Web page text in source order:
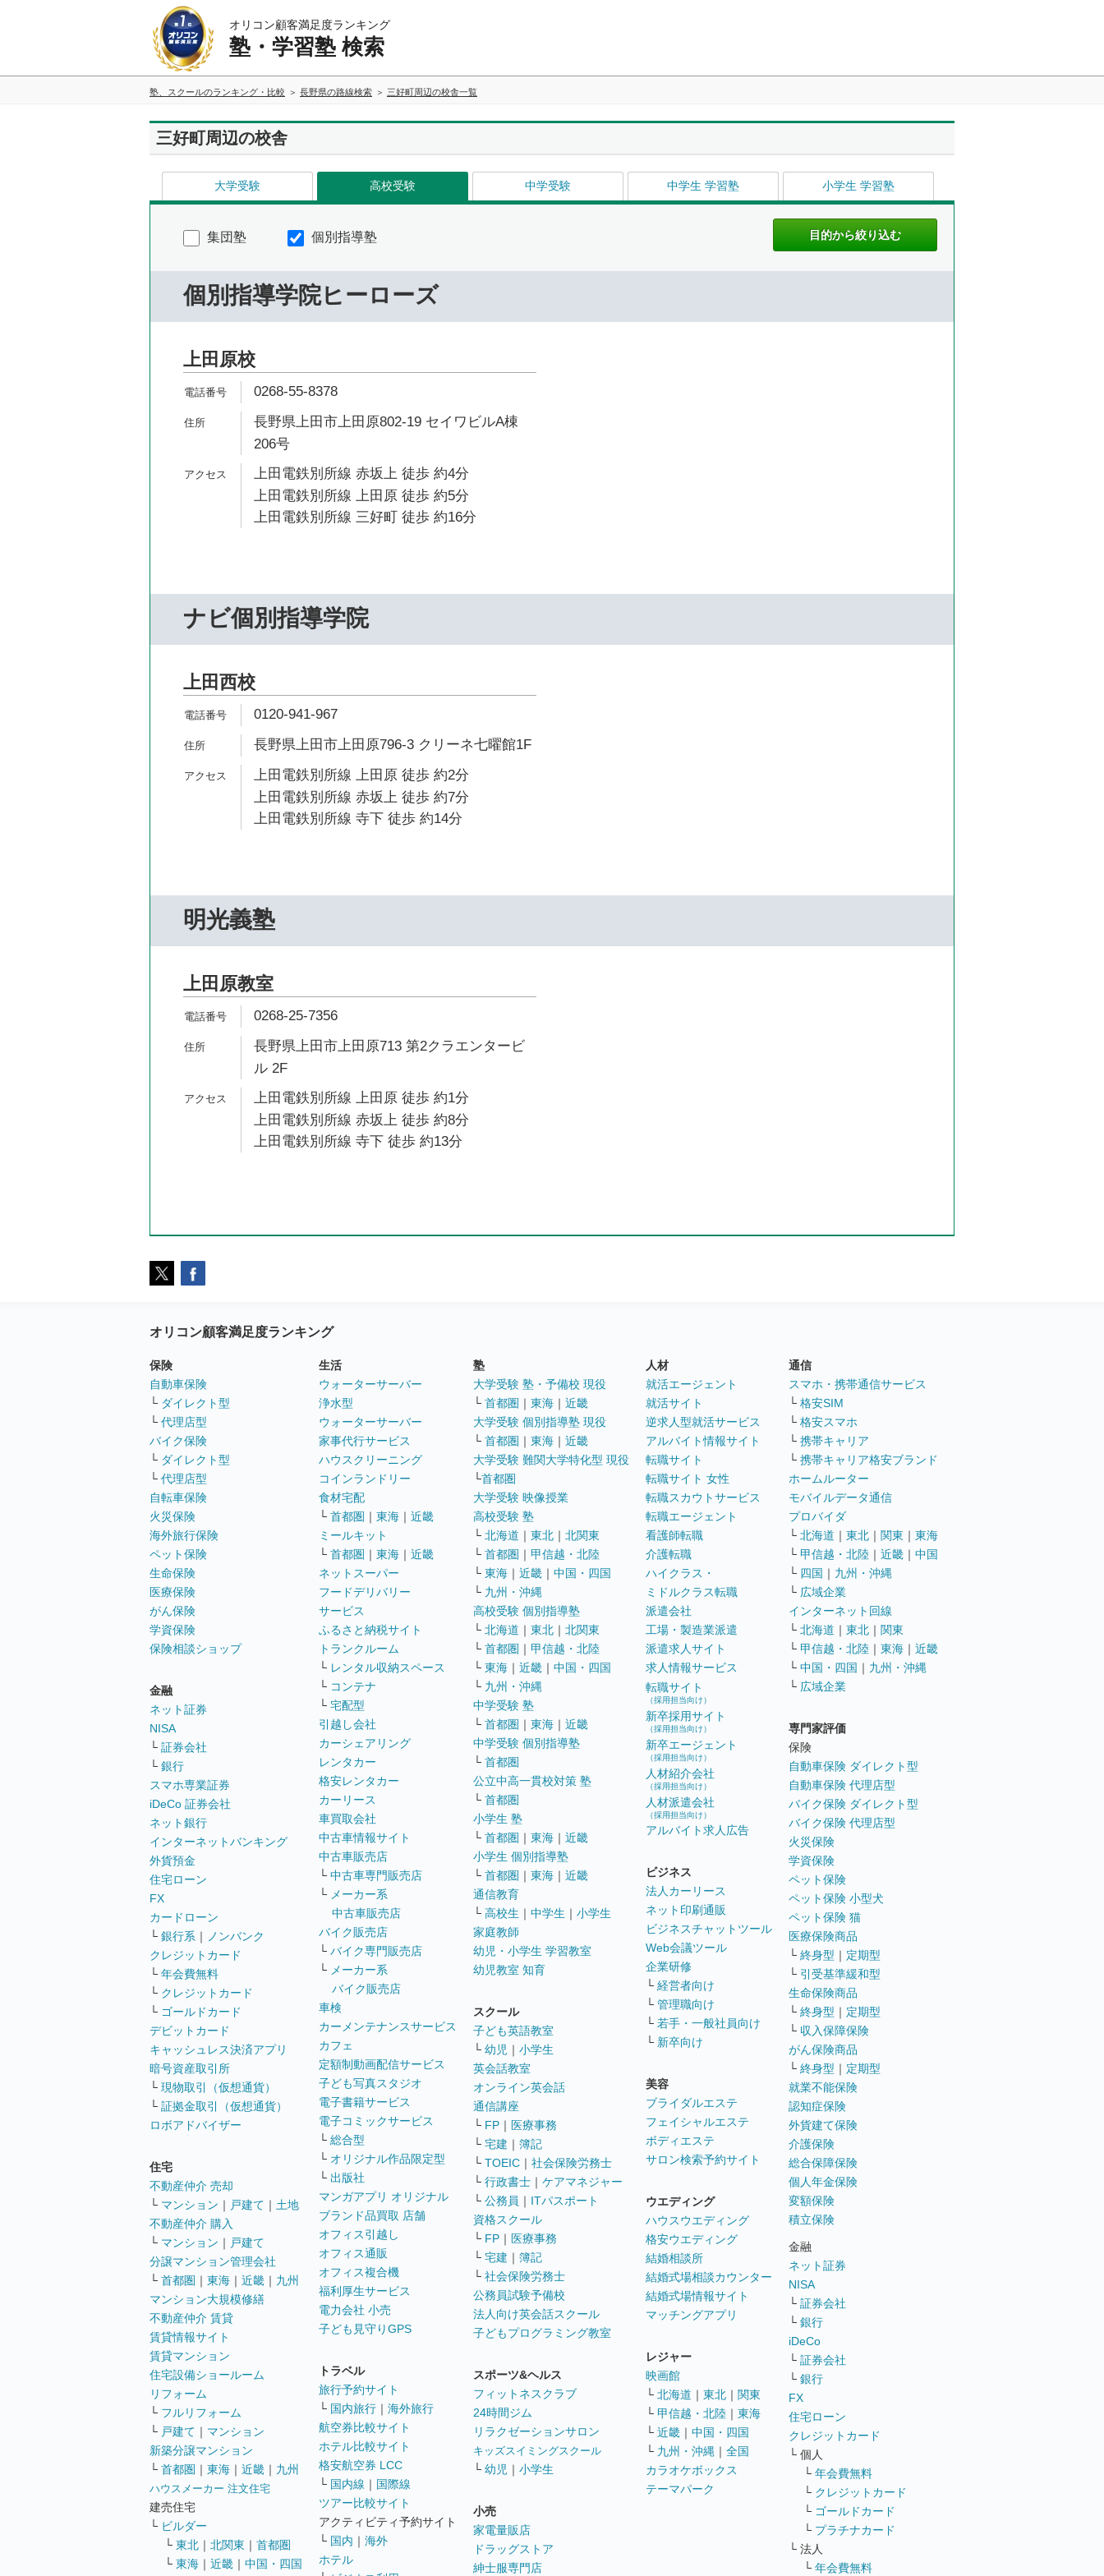
オリコン顧客満足度ランキング
塾・学習塾 検索
塾、スクールのランキング・比較 長野県の路線検索 三好町周辺の校舎一覧
三好町周辺の校舎
大学受験 高校受験 中学受験 中学生 学習塾 小学生 学習塾
集団塾 個別指導塾
個別指導学院ヒーローズ
上田原校
0268-55-8378
長野県上田市上田原802-19 セイワビルA棟
206号
上田電鉄別所線 赤坂上 徒歩 約4分
上田電鉄別所線 上田原 徒歩 約5分
上田電鉄別所線 三好町 徒歩 約16分
ナビ個別指導学院
上田西校
0120-941-967
長野県上田市上田原796-3 クリーネ七曜館1F
上田電鉄別所線 上田原 徒歩 約2分
上田電鉄別所線 赤坂上 徒歩 約7分
上田電鉄別所線 寺下 徒歩 約14分
明光義塾
上田原教室
0268-25-7356
長野県上田市上田原713 第2クラエンタービ
ル 2F
上田電鉄別所線 上田原 徒歩 約1分
上田電鉄別所線 赤坂上 徒歩 約8分
上田電鉄別所線 寺下 徒歩 約13分
オリコン顧客満足度ランキング
保険
自動車保険
└ ダイレクト型
└ 代理店型
バイク保険
└ ダイレクト型
└ 代理店型
自転車保険
火災保険
海外旅行保険
ペット保険
生命保険
医療保険
がん保険
学資保険
保険相談ショップ
金融
ネット証券
NISA
└ 証券会社
└ 銀行
スマホ専業証券
iDeCo 証券会社
ネット銀行
インターネットバンキング
外貨預金
住宅ローン
FX
カードローン
└ 銀行系 ｜
ノンバンク
クレジットカード
└ 年会費無料
└ クレジットカード
└ ゴールドカード
デビットカード
キャッシュレス決済アプリ
暗号資産取引所
└ 現物取引（仮想通貨）
└ 証拠金取引（仮想通貨）
ロボアドバイザー
住宅
不動産仲介 売却
└ マンション ｜ 戸建て ｜ 土地
不動産仲介 購入
└ マンション ｜ 戸建て
分譲マンション管理会社
└ 首都圏 ｜ 東海 ｜ 近畿 ｜ 九州
マンション大規模修繕
不動産仲介 賃貸
賃貸情報サイト
賃貸マンション
住宅設備ショールーム
リフォーム
└ フルリフォーム
└ 戸建て ｜ マンション
新築分譲マンション
└ 首都圏 ｜ 東海 ｜ 近畿 ｜ 九州
ハウスメーカー 注文住宅
建売住宅
└ ビルダー
└ 東北 ｜ 北関東 ｜ 首都圏
└ 東海 ｜ 近畿 ｜ 中国・四国
生活
ウォーターサーバー
浄水型
ウォーターサーバー
家事代行サービス
ハウスクリーニング
コインランドリー
食材宅配
└ 首都圏 ｜ 東海 ｜ 近畿
ミールキット
└ 首都圏 ｜ 東海 ｜ 近畿
ネットスーパー
フードデリバリー
サービス
ふるさと納税サイト
トランクルーム
└ レンタル収納スペース
└ コンテナ
└ 宅配型
引越し会社
カーシェアリング
レンタカー
格安レンタカー
カーリース
車買取会社
中古車情報サイト
中古車販売店
└ 中古車専門販売店
└ メーカー系
中古車販売店
バイク販売店
└ バイク専門販売店
└ メーカー系
バイク販売店
車検
カーメンテナンスサービス
カフェ
定額制動画配信サービス
子ども写真スタジオ
電子書籍サービス
電子コミックサービス
└ 総合型
└ オリジナル作品限定型
└ 出版社
マンガアプリ オリジナル
ブランド品買取 店舗
オフィス引越し
オフィス通販
オフィス複合機
福利厚生サービス
電力会社 小売
子ども見守りGPS
トラベル
旅行予約サイト
└ 国内旅行 ｜ 海外旅行
航空券比較サイト
ホテル比較サイト
格安航空券 LCC
└ 国内線 ｜ 国際線
ツアー比較サイト
アクティビティ予約サイト
└ 国内 ｜ 海外
ホテル
塾
大学受験 塾・予備校 現役
└ 首都圏 ｜ 東海 ｜ 近畿
大学受験 個別指導塾 現役
└ 首都圏 ｜ 東海 ｜ 近畿
大学受験 難関大学特化型 現役
└首都圏
大学受験 映像授業
高校受験 塾
└ 北海道 ｜ 東北 ｜ 北関東
└ 首都圏 ｜ 甲信越・北陸
└ 東海 ｜ 近畿 ｜ 中国・四国
└ 九州・沖縄
高校受験 個別指導塾
└ 北海道 ｜ 東北 ｜ 北関東
└ 首都圏 ｜ 甲信越・北陸
└ 東海 ｜ 近畿 ｜ 中国・四国
└ 九州・沖縄
中学受験 塾
└ 首都圏 ｜ 東海 ｜ 近畿
中学受験 個別指導塾
└ 首都圏
公立中高一貫校対策 塾
└ 首都圏
小学生 塾
└ 首都圏 ｜ 東海 ｜ 近畿
小学生 個別指導塾
└ 首都圏 ｜ 東海 ｜ 近畿
通信教育
└ 高校生 ｜ 中学生 ｜ 小学生
家庭教師
幼児・小学生 学習教室
幼児教室 知育
スクール
子ども英語教室
└ 幼児 ｜ 小学生
英会話教室
オンライン英会話
通信講座
└ FP ｜ 医療事務
└ 宅建 ｜ 簿記
└ TOEIC ｜ 社会保険労務士
└ 行政書士 ｜ ケアマネジャー
└ 公務員 ｜ ITパスポート
資格スクール
└ FP ｜ 医療事務
└ 宅建 ｜ 簿記
└ 社会保険労務士
公務員試験予備校
法人向け英会話スクール
子どもプログラミング教室
スポーツ&ヘルス
フィットネスクラブ
24時間ジム
リラクゼーションサロン
キッズスイミングスクール
└ 幼児 ｜ 小学生
小売
家電量販店
ドラッグストア
紳士服専門店
人材
就活エージェント
就活サイト
逆求人型就活サービス
アルバイト情報サイト
転職サイト
転職サイト 女性
転職スカウトサービス
転職エージェント
看護師転職
介護転職
ハイクラス・
ミドルクラス転職
派遣会社
工場・製造業派遣
派遣求人サイト
求人情報サービス
転職サイト
（採用担当向け）
新卒採用サイト
（採用担当向け）
新卒エージェント
（採用担当向け）
人材紹介会社
（採用担当向け）
人材派遣会社
（採用担当向け）
アルバイト求人広告
ビジネス
法人カーリース
ネット印刷通販
ビジネスチャットツール
Web会議ツール
企業研修
└ 経営者向け
└ 管理職向け
└ 若手・一般社員向け
└ 新卒向け
美容
ブライダルエステ
フェイシャルエステ
ボディエステ
サロン検索予約サイト
ウエディング
ハウスウエディング
格安ウエディング
結婚相談所
結婚式場相談カウンター
結婚式場情報サイト
マッチングアプリ
レジャー
映画館
└ 北海道 ｜ 東北 ｜ 関東
└ 甲信越・北陸 ｜ 東海
└ 近畿 ｜ 中国・四国
└ 九州・沖縄 ｜ 全国
カラオケボックス
テーマパーク
通信
スマホ・携帯通信サービス
└ 格安SIM
└ 格安スマホ
└ 携帯キャリア
└ 携帯キャリア格安ブランド
ホームルーター
モバイルデータ通信
プロバイダ
└ 北海道 ｜ 東北 ｜ 関東 ｜ 東海
└ 甲信越・北陸 ｜ 近畿 ｜ 中国
└ 四国 ｜ 九州・沖縄
└ 広域企業
インターネット回線
└ 北海道 ｜ 東北 ｜ 関東
└ 甲信越・北陸 ｜ 東海 ｜ 近畿
└ 中国・四国 ｜ 九州・沖縄
└ 広域企業
専門家評価
保険
自動車保険 ダイレクト型
自動車保険 代理店型
バイク保険 ダイレクト型
バイク保険 代理店型
火災保険
学資保険
ペット保険
ペット保険 小型犬
ペット保険 猫
医療保険商品
└ 終身型 ｜ 定期型
└ 引受基準緩和型
生命保険商品
└ 終身型 ｜ 定期型
└ 収入保障保険
がん保険商品
└ 終身型 ｜ 定期型
就業不能保険
認知症保険
外貨建て保険
介護保険
総合保障保険
個人年金保険
変額保険
積立保険
金融
ネット証券
NISA
└ 証券会社
└ 銀行
iDeCo
└ 証券会社
└ 銀行
FX
住宅ローン
クレジットカード
└ 個人
└ 年会費無料
└ クレジットカード
└ ゴールドカード
└ プラチナカード
└ 法人
└ 年会費無料